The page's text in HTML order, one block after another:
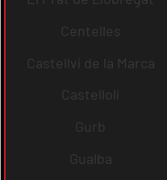
Centelles
Castellví de la Marca
Castellolí
Gurb
Gualba